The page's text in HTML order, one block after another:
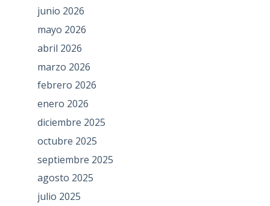
junio 2026
mayo 2026
abril 2026
marzo 2026
febrero 2026
enero 2026
diciembre 2025
octubre 2025
septiembre 2025
agosto 2025
julio 2025